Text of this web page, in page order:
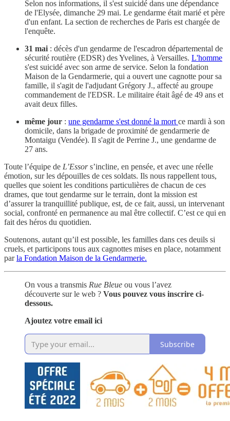
Selon nos informations, il s'est suicidé dans une dépendance
de l'Elysée, dimanche 29 mai. Le gendarme était marié et père
d'un enfant. La section de recherches de Paris est chargée de
l'enquête.
31 mai : décès d'un gendarme de l'escadron départemental de
sécurité routière (EDSR) des Yvelines, à Versailles. L'homme
s'est suicidé avec son arme de service. Selon la fondation
Maison de la Gendarmerie, qui a ouvert une cagnotte pour sa
famille, il s'agit de l'adjudant Grégory J., affecté au groupe
commandement de l'EDSR. Le militaire était âgé de 49 ans et
avait deux filles.
même jour : une gendarme s'est donné la mort ce mardi à son
domicile, dans la brigade de proximité de gendarmerie de
Montaigu (Vendée). Il s'agit de Perrine J., une gendarme de
27 ans.
Toute l’équipe de L’Essors’incline, en pensée, et avec une réelle
émotion, sur les dépouilles de ces soldats. Ils nous rappellent tous,
quelles que soient les conditions particulières de chacun de ces
drames, que tout gendarme sur le terrain, dont la mission est
d’assurer la tranquillité publique, est, de ce fait, aussi, un intervenant
social, confronté en permanence au mal être collectif. C’est ce qui en
fait des héros du quotidien.
Soutenons, autant qu’il est possible, les familles dans ces deuils si
cruels, et participons tous aux cagnottes mises en place, notamment
parla Fondation Maison de la Gendarmerie.
On vous a transmis Rue Bleue ou vous l’avez
découverte sur le web ? Vous pouvez vous inscrire ci-
dessous.
Ajoutez votre email ici
Subscribe